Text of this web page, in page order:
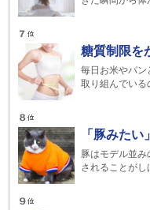
糖質制限を
毎日お米やパン
取り組んでい
「豚みた
豚はモデル並
されることが